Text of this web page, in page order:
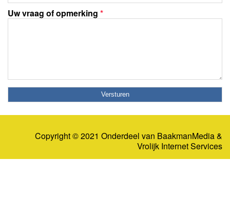
Uw vraag of opmerking *
Copyright © 2021 Onderdeel van BaakmanMedia&
Vrolijk Internet Services